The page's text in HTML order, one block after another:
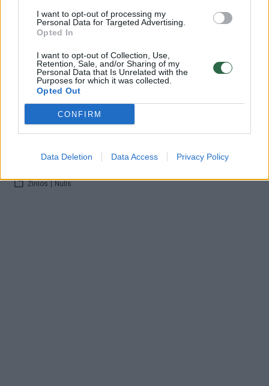
I want to opt-out of processing my
Personal Data for Targeted Advertising.
Opted In
I want to opt-out of Collection, Use,
Retention, Sale, and/or Sharing of my
Personal Data that Is Unrelated with the
Purposes for which it was collected.
Opted Out
CONFIRM
Data Deletion Data Access Privacy Policy
Patarimai studentams: kokį transportą rinktis Vilniuje?
Ko aktorius Mindaugas Papinigis gailisi iš studijų metų?
Meilė bendrabutyje: ar pavydžios studentės nesidalija
Žinios Nulis